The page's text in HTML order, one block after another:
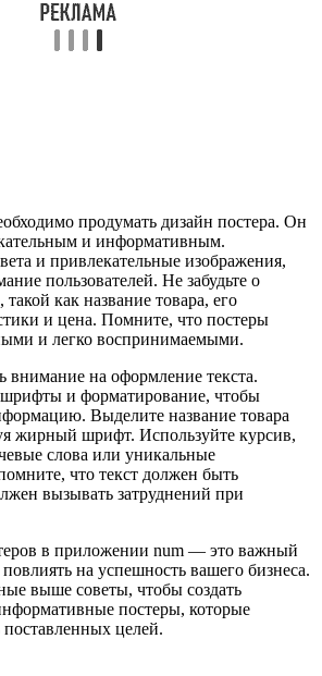
продумать дизайн постера. Он
и информативным.
и привлекательные изображения,
пользователей. Не забудьте о
как название товара, его
и цена. Помните, что постеры
и легко воспринимаемыми.
внимание на оформление текста.
и форматирование, чтобы
Выделите название товара
жирный шрифт. Используйте курсив,
слова или уникальные
что текст должен быть
вызывать затруднений при
в приложении num — это важный
на успешность вашего бизнеса.
выше советы, чтобы создать
постеры, которые
целей.